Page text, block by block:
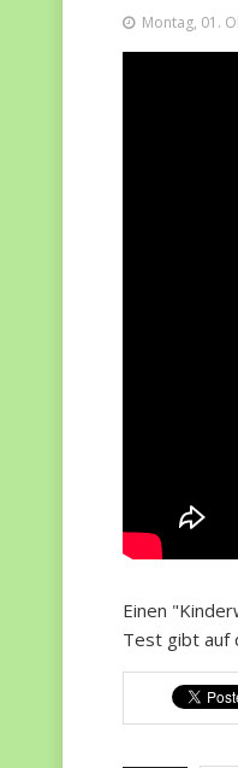
Montag, 01.
Einen
Test gibt auf